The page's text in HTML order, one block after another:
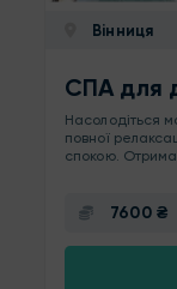
Вінниця
СПА для
Насолодіться
повної
спокою.
7600 ₴